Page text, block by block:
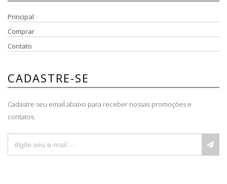
Principal
Comprar
Contato
CADASTRE-SE
Cadastre seu email abaixo para receber nossas promoções e
contatos.